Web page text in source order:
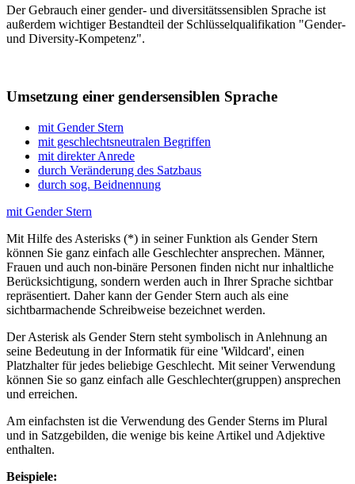
Der Gebrauch einer gender- und diversitätssensiblen Sprache ist
außerdem wichtiger Bestandteil der Schlüsselqualifikation "Gender-
und Diversity-Kompetenz".
Um­set­zung einer gen­der­sen­si­blen Spra­che
mit Gender Stern
mit geschlechtsneutralen Begriffen
mit direkter Anrede
durch Veränderung des Satzbaus
durch sog. Beidnennung
mit Gender Stern
Mit Hilfe des Asterisks (*) in seiner Funktion als Gender Stern
können Sie ganz einfach alle Geschlechter ansprechen. Männer,
Frauen und auch non-binäre Personen finden nicht nur inhaltliche
Berücksichtigung, sondern werden auch in Ihrer Sprache sichtbar
repräsentiert. Daher kann der Gender Stern auch als eine
sichtbarmachende Schreibweise bezeichnet werden.
Der Asterisk als Gender Stern steht symbolisch in Anlehnung an
seine Bedeutung in der Informatik für eine 'Wildcard', einen
Platzhalter für jedes beliebige Geschlecht. Mit seiner Verwendung
können Sie so ganz einfach alle Geschlechter(gruppen) ansprechen
und erreichen.
Am einfachsten ist die Verwendung des Gender Sterns im Plural
und in Satzgebilden, die wenige bis keine Artikel und Adjektive
enthalten.
Beispiele: